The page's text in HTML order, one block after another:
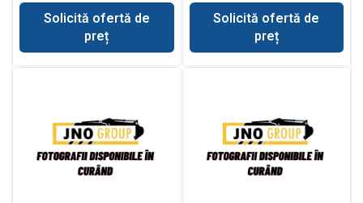
580LESolicită ofertă de
preț
580LSPSolicită ofertă de
preț